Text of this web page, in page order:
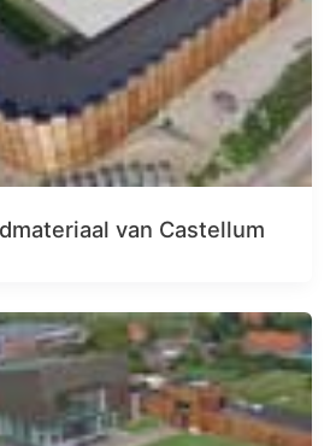
van Castellum